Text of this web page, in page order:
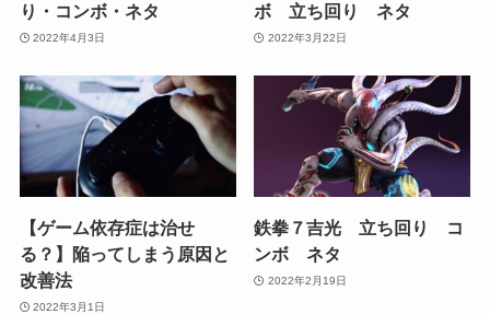
り・コンボ・ネタ
2022年4月3日
ボ 立ち回り ネタ
2022年3月22日
【ゲーム依存症は治せ
る？】陥ってしまう原因と
改善法
2022年3月1日
鉄拳７吉光 立ち回り コ
ンボ ネタ
2022年2月19日